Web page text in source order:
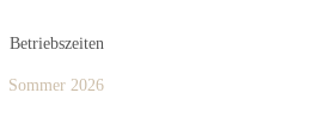
Betriebszeiten
Sommer 2026